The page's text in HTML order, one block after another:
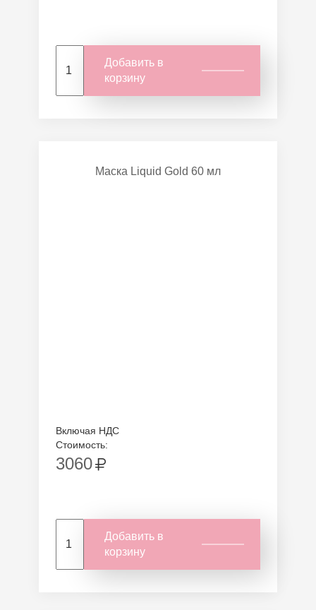
Добавить в
корзину
Маска Liquid Gold 60 мл
Включая НДС
Стоимость:
3060
Добавить в
корзину